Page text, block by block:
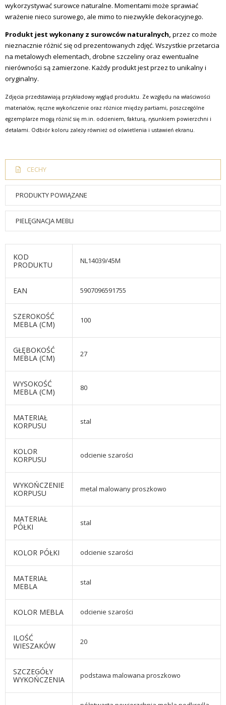
wykorzystywać surowce naturalne. Momentami może sprawiać
wrażenie nieco surowego, ale mimo to niezwykle dekoracyjnego.
Produkt jest wykonany z surowców naturalnych, przez co może
nieznacznie różnić się od prezentowanych zdjęć. Wszystkie przetarcia
na metalowych elementach, drobne szczeliny oraz ewentualne
nierówności są zamierzone. Każdy produkt jest przez to unikalny i
oryginalny.
Zdjęcia przedstawiają przykładowy wygląd produktu. Ze względu na właściwości
materiałów, ręczne wykończenie oraz różnice między partiami, poszczególne
egzemplarze mogą różnić się m.in. odcieniem, fakturą, rysunkiem powierzchni i
detalami. Odbiór koloru zależy również od oświetlenia i ustawień ekranu.
CECHY
PRODUKTY POWIĄZANE
PIELĘGNACJA MEBLI
KOD
PRODUKTU
NL14039/45M
EAN 5907096591755
SZEROKOŚĆ
MEBLA (CM)
100
GŁĘBOKOŚĆ
MEBLA (CM)
27
WYSOKOŚĆ
MEBLA (CM)
80
MATERIAŁ
KORPUSU
stal
KOLOR
KORPUSU
odcienie szarości
WYKOŃCZENIE
KORPUSU
metal malowany proszkowo
MATERIAŁ
PÓŁKI
stal
KOLOR PÓŁKI odcienie szarości
MATERIAŁ
MEBLA
stal
KOLOR MEBLA odcienie szarości
ILOŚĆ
WIESZAKÓW
20
SZCZEGÓŁY
WYKOŃCZENIA
podstawa malowana proszkowo